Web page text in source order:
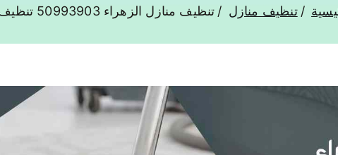
تنظيف منازل تنظيف منازل الزهراء 50993903 تنظيف شقق وفلل وعفش الزهراء